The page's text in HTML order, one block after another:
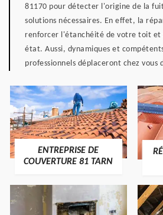
81170 pour détecter l'origine de la
solutions nécessaires. En effet, la
renforcer l'étanchéité de votre toit et
état. Aussi, dynamiques et
professionnels déplaceront chez vous
ENTREPRISE DE
COUVERTURE 81 TARN